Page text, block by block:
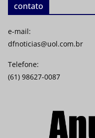
contato
e-mail:
dfnoticias@uol.com.br
Telefone:
(61) 98627-0087